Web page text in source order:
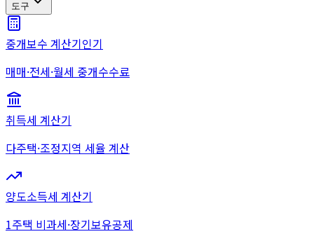
도구
중개보수 계산기인기
매매·전세·월세 중개수수료
취득세 계산기
다주택·조정지역 세율 계산
양도소득세 계산기
1주택 비과세·장기보유공제